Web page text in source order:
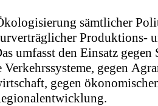
sämtlicher
Produktions-
umfasst den Einsatz gegen
Verkehrssysteme, gegen
gegen